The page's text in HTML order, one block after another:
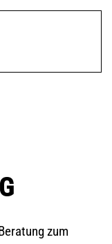
zum